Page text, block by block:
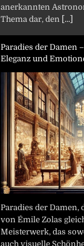
anerkannten
Thema dar, den [...]
Paradies der Damen
Eleganz und
Paradies der Damen,
von Émile Zolas
Meisterwerk, das
auch visuelle